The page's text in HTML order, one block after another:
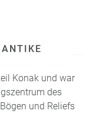
Konak und war
des
und Reliefs